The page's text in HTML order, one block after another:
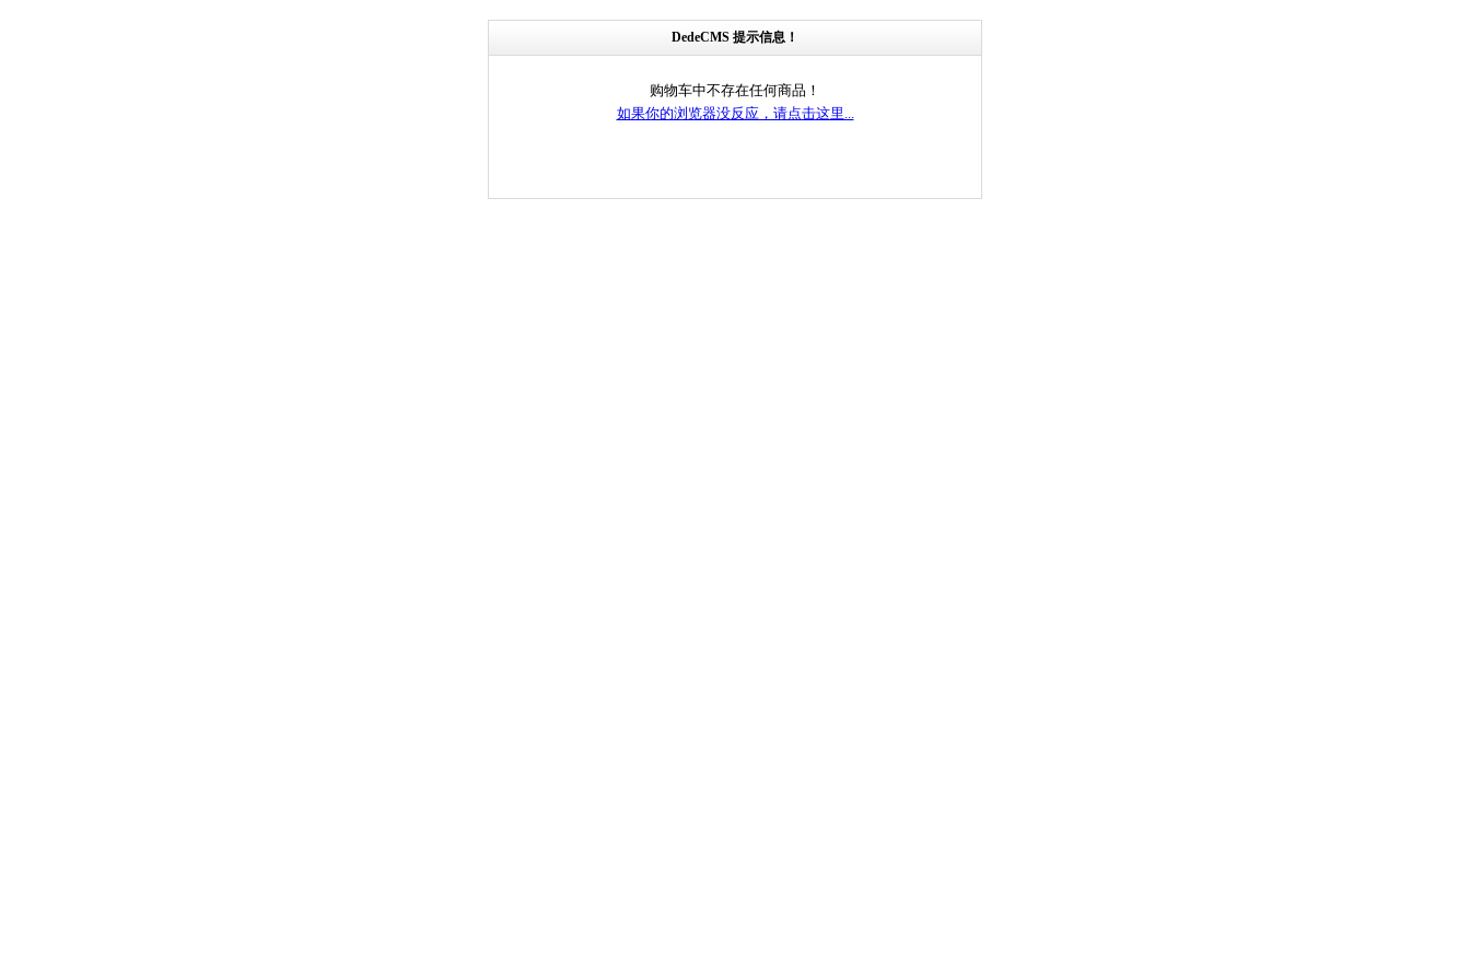
DedeCMS 提示信息！
购物车中不存在任何商品！
如果你的浏览器没反应，请点击这里...